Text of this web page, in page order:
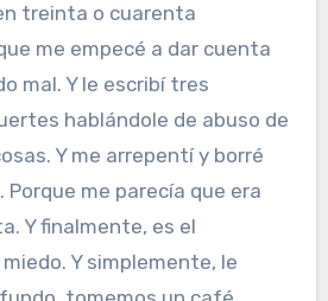
treinta o cuarenta
me empecé a dar cuenta
mal. Y le escribí tres
hablándole de abuso de
Y me arrepentí y borré
me parecía que era
Y finalmente, es el
Y simplemente, le